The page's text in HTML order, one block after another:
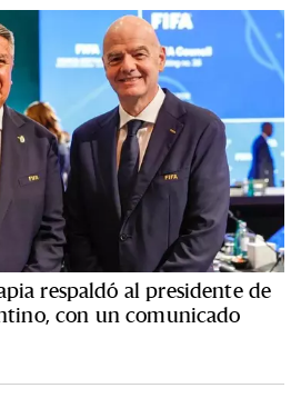
respaldó al presidente de
con un comunicado